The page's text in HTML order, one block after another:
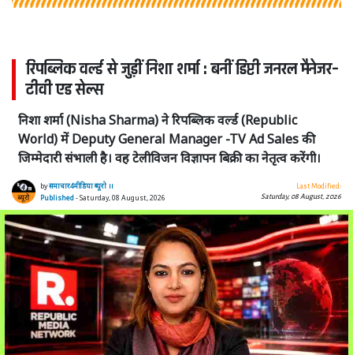
रिपब्लिक वर्ल्ड से जुड़ीं निशा शर्मा : बनीं डिप्टी जनरल मैनेजर–
टीवी एड सेल्स
निशा शर्मा (Nisha Sharma) ने रिपब्लिक वर्ल्ड (Republic
World) में Deputy General Manager -TV Ad Sales की
जिम्मेदारी संभाली है। वह टेलीविजन विज्ञापन बिक्री का नेतृत्व करेंगी।
byसमाचार4मीडिया ब्यूरो ।।
Published- Saturday, 08 August, 2026
Last Modified:
Saturday, 08 August, 2026